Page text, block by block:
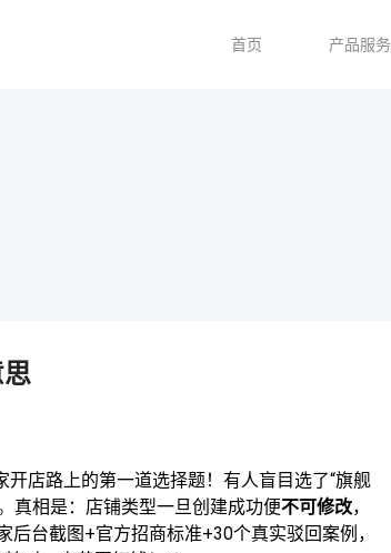
首页 产品服务
开店路上的第一道选择题！有人盲目选了“旗舰
真相是：店铺类型一旦创建成功便不可修改，
台截图+官方招商标准+30个真实驳回案例，